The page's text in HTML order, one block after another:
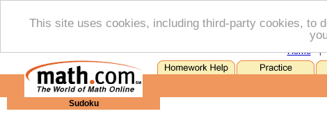
This site uses cookies, including third-party cookies, to
Home
Sudoku